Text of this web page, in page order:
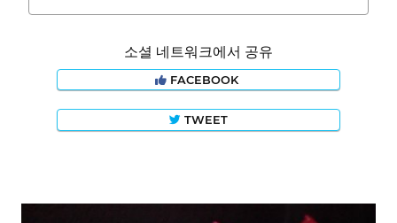
소셜 네트워크에서 공유
FACEBOOK
TWEET